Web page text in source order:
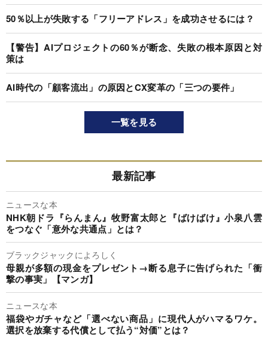
50％以上が失敗する「フリーアドレス」を成功させるには？
【警告】AIプロジェクトの60％が断念、失敗の根本原因と対
策は
AI時代の「顧客流出」の原因とCX変革の「三つの要件」
一覧を見る
最新記事
ニュースな本
NHK朝ドラ『らんまん』牧野富太郎と『ばけばけ』小泉八雲
をつなぐ「意外な共通点」とは？
ブラックジャックによろしく
母親が多額の現金をプレゼント→断る息子に告げられた「衝
撃の事実」【マンガ】
ニュースな本
福袋やガチャなど「選べない商品」に現代人がハマるワケ。
選択を放棄する代償として払う“対価”とは？